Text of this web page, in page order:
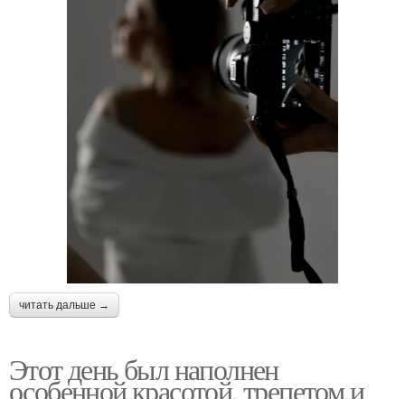
читать дальше →
Этот день был наполнен
особенной красотой, трепетом и